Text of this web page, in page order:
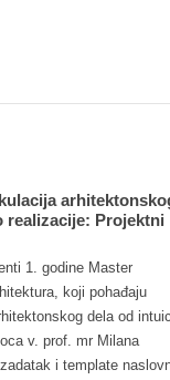
realizacije: Projektni
1. godine Master
koji pohađaju
dela od
v. prof. mr Milana
i template